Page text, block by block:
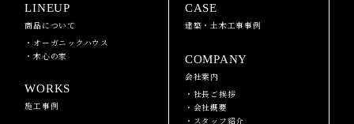
LINEUP
商品について
・オーガニックハウス
・木心の家
WORKS
施工事例
CASE
建築・土木工事事例
COMPANY
会社案内
・社長ご挨拶
・会社概要
・スタッフ紹介